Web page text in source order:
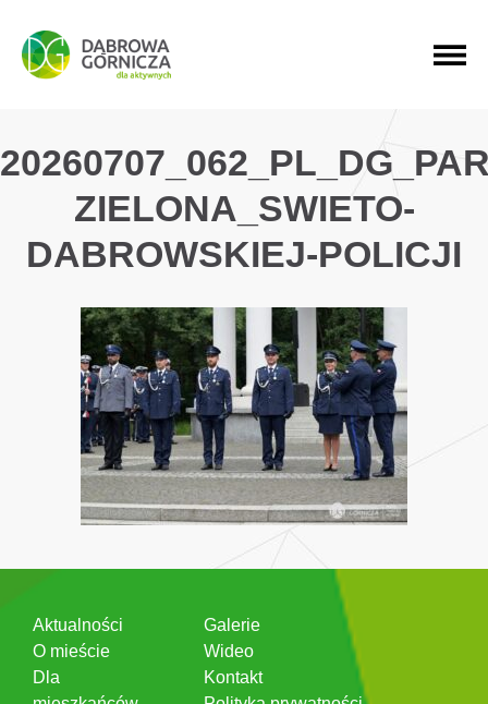
PRZEJDŹ DO MENU GŁÓWNEGO
PRZEJDŹ DO WYSZUKIWARKI
PRZEJDŹ DO TREŚCI
ZIELONA_SWIETO-
DABROWSKIEJ-POLICJI
Aktualności
O mieście
Dla
Galerie
Wideo
Kontakt